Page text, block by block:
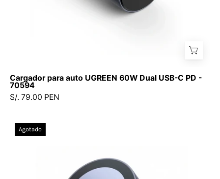
Cargador para auto UGREEN 60W Dual USB-C PD -
70594
S/. 79.00 PEN
auto
7.5W
Agotado